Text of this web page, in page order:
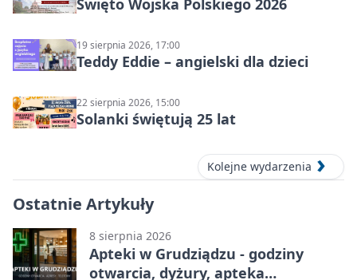
Święto Wojska Polskiego 2026
19 sierpnia 2026, 17:00
Teddy Eddie – angielski dla dzieci
22 sierpnia 2026, 15:00
Solanki świętują 25 lat
Kolejne wydarzenia
Ostatnie Artykuły
8 sierpnia 2026
Apteki w Grudziądzu - godziny
otwarcia, dyżury, apteka